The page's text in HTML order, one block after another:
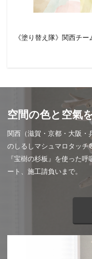
《塗り替え隊》関西チ
空間の色と空氣
関西（滋賀・京都・大阪・
のしるしマシュマロタッ
『宝樹の杉板』を使った
ート、施工請負いまで。